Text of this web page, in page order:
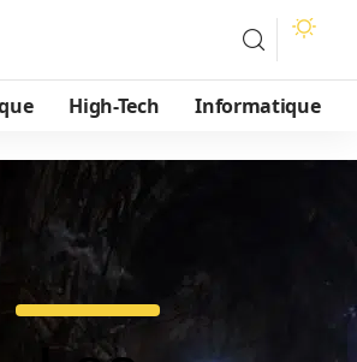
High-Tech Informatique